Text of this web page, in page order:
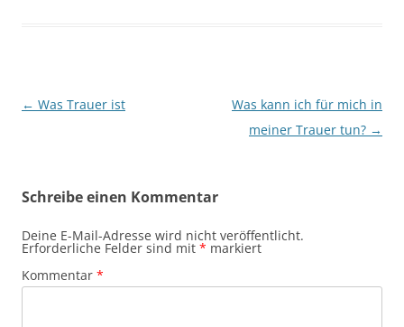
Beitragsnavigation
← Was Trauer ist
Was kann ich für mich in
meiner Trauer tun? →
Schreibe einen Kommentar
Deine E-Mail-Adresse wird nicht veröffentlicht.
Erforderliche Felder sind mit * markiert
Kommentar *